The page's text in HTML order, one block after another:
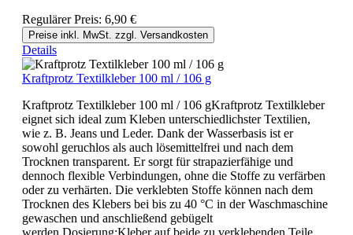
Regulärer Preis: 6,90 €
Preise inkl. MwSt. zzgl. Versandkosten
Details
Kraftprotz Textilkleber 100 ml / 106 g
Kraftprotz Textilkleber 100 ml / 106 gKraftprotz Textilkleber
eignet sich ideal zum Kleben unterschiedlichster Textilien,
wie z. B. Jeans und Leder. Dank der Wasserbasis ist er
sowohl geruchlos als auch lösemittelfrei und nach dem
Trocknen transparent. Er sorgt für strapazierfähige und
dennoch flexible Verbindungen, ohne die Stoffe zu verfärben
oder zu verhärten. Die verklebten Stoffe können nach dem
Trocknen des Klebers bei bis zu 40 °C in der Waschmaschine
gewaschen und anschließend gebügelt
werden.Dosierung:Kleber auf beide zu verklebenden Teile